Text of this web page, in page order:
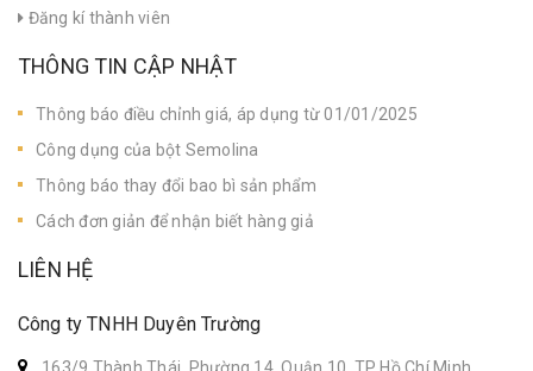
Đăng kí thành viên
THÔNG TIN CẬP NHẬT
Thông báo điều chỉnh giá, áp dụng từ 01/01/2025
Công dụng của bột Semolina
Thông báo thay đổi bao bì sản phẩm
Cách đơn giản để nhận biết hàng giả
LIÊN HỆ
Công ty TNHH Duyên Trường
163/9 Thành Thái, Phường 14, Quận 10, TP Hồ Chí Minh,